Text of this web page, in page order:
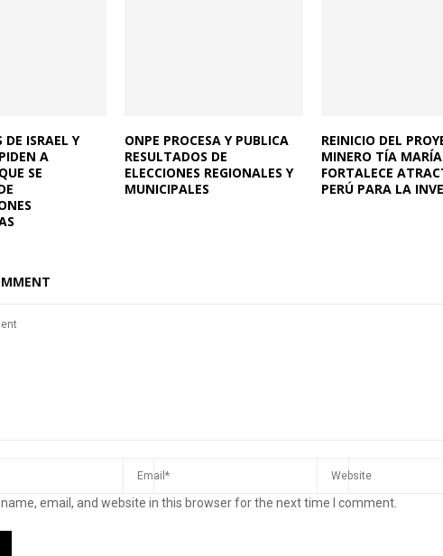
DE ISRAEL Y
A
SE
ONPE PROCESA Y PUBLICA
RESULTADOS DE
ELECCIONES REGIONALES Y
MUNICIPALES
REINICIO DEL
MINERO TÍA MARÍA
FORTALECE
PERÚ PARA LA
email, and website in this browser for the next time I comment.